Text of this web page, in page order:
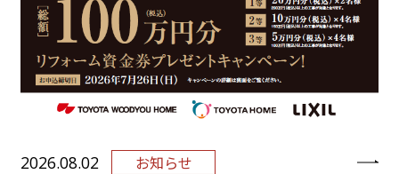
2026.08.02 お知らせ